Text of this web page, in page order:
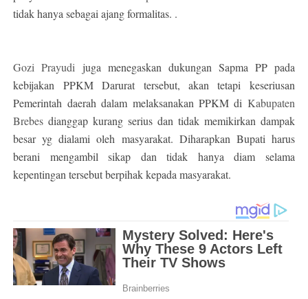
tidak hanya sebagai ajang formalitas. .
Gozi Prayudi juga menegaskan dukungan Sapma PP pada
kebijakan PPKM Darurat tersebut, akan tetapi keseriusan
Pemerintah daerah dalam melaksanakan PPKM di Kabupaten
Brebes dianggap kurang serius dan tidak memikirkan dampak
besar yg dialami oleh masyarakat. Diharapkan Bupati harus
berani mengambil sikap dan tidak hanya diam selama
kepentingan tersebut berpihak kepada masyarakat.